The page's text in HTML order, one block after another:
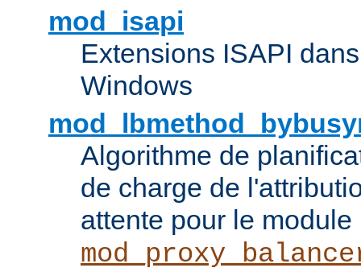
mod_isapi
Extensions ISAPI
Windows
Algorithme de
de charge de
attente pour le module